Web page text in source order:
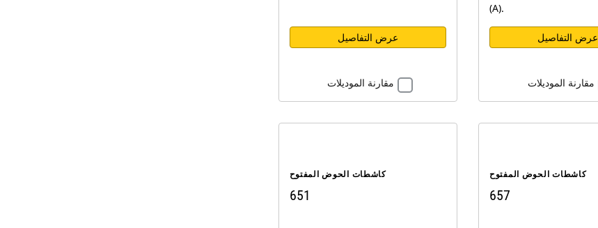
عرض التفاصيل
مقارنة الموديلات
(A).
عرض التفاصيل
مقارنة الموديلات
كاشطات الحوض المفتوح
651
كاشطات الحوض المفتوح
657